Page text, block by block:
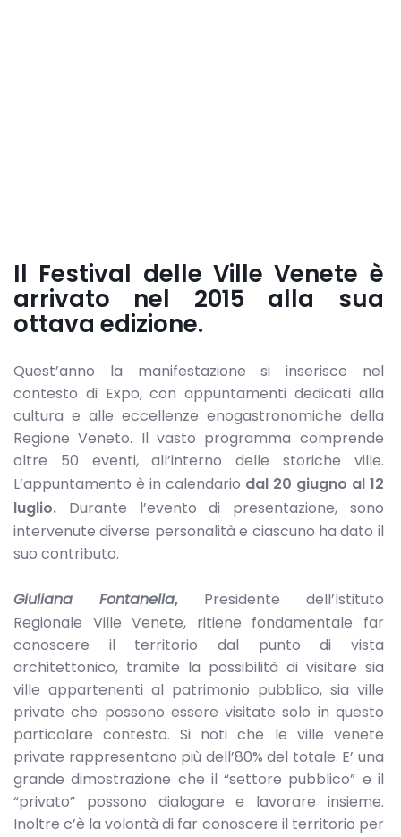
Il Festival delle Ville Venete è
arrivato nel 2015 alla sua
ottava edizione.
Quest’anno la manifestazione si inserisce nel
contesto di Expo, con appuntamenti dedicati alla
cultura e alle eccellenze enogastronomiche della
Regione Veneto. Il vasto programma comprende
oltre 50 eventi, all’interno delle storiche ville.
L’appuntamento è in calendario dal 20 giugno al 12
luglio. Durante l’evento di presentazione, sono
intervenute diverse personalità e ciascuno ha dato il
suo contributo.
Giuliana Fontanella,Presidente dell’Istituto
Regionale Ville Venete, ritiene fondamentale far
conoscere il territorio dal punto di vista
architettonico, tramite la possibilità di visitare sia
ville appartenenti al patrimonio pubblico, sia ville
private che possono essere visitate solo in questo
particolare contesto. Si noti che le ville venete
private rappresentano più dell’80% del totale. E’ una
grande dimostrazione che il “settore pubblico” e il
“privato” possono dialogare e lavorare insieme.
Inoltre c’è la volontà di far conoscere il territorio per